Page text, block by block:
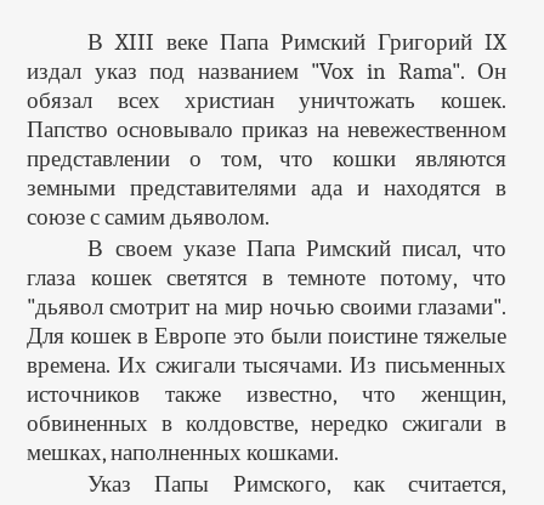
В XIII веке Папа Римский Григорий IX
издал указ под названием "Vox in Rama". Он
обязал всех христиан уничтожать кошек.
Папство основывало приказ на невежественном
представлении о том, что кошки являются
земными представителями ада и находятся в
союзе с самим дьяволом.
В своем указе Папа Римский писал, что
глаза кошек светятся в темноте потому, что
"дьявол смотрит на мир ночью своими глазами".
Для кошек в Европе это были поистине тяжелые
времена. Их сжигали тысячами. Из письменных
источников также известно, что женщин,
обвиненных в колдовстве, нередко сжигали в
мешках, наполненных кошками.
Указ Папы Римского, как считается,